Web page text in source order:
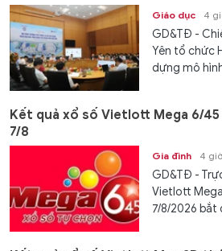
Giáo dục 4
GD&TĐ -
Yên tổ chức
dựng mô
Kết quả xổ số Vietlott Mega 6/
7/8
Gia đình 4
GD&TĐ -
Vietlott
7/8/2026 bắt